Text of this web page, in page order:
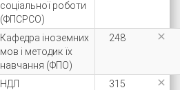
соціальної роботи
(ФПСРСО)
Кафедра іноземних
мов і методик їх
навчання (ФПО)
248 
НДЛ
315 